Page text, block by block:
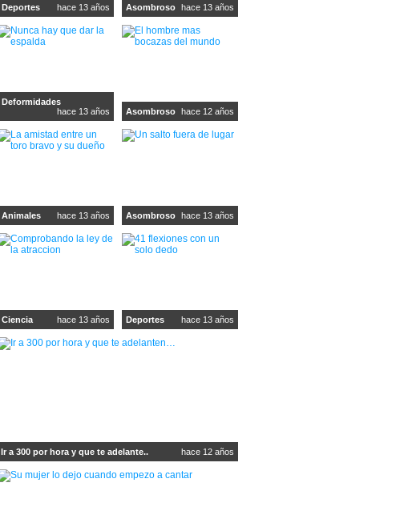
Deportes hace 13 años Asombroso hace 13 años
Deformidades
hace 13 años
Asombroso hace 12 años
Animales hace 13 años Asombroso hace 13 años
Ciencia hace 13 años Deportes hace 13 años
Ir a 300 por hora y que te adelante.. hace 12 años